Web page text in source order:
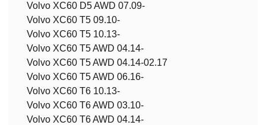
Volvo XC60 D5 AWD 07.09-
Volvo XC60 T5 09.10-
Volvo XC60 T5 10.13-
Volvo XC60 T5 AWD 04.14-
Volvo XC60 T5 AWD 04.14-02.17
Volvo XC60 T5 AWD 06.16-
Volvo XC60 T6 10.13-
Volvo XC60 T6 AWD 03.10-
Volvo XC60 T6 AWD 04.14-